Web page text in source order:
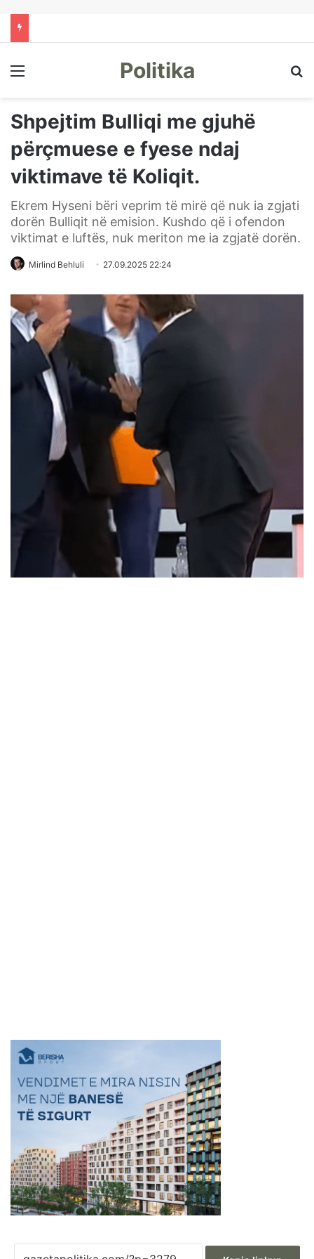
Menu Politika
Shpejtim Bulliqi me gjuhë
përçmuese e fyese ndaj
viktimave të Koliqit.
Ekrem Hyseni bëri veprim të mirë që nuk ia zgjati
dorën Bulliqit në emision. Kushdo që i ofendon
viktimat e luftës, nuk meriton me ia zgjatë dorën.
Mirlind Behluli 27.09.2025 22:24